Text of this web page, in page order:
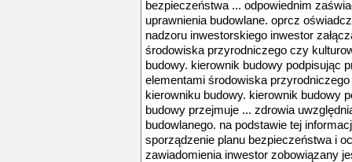
bezpieczeństwa ... odpowiednim
uprawnienia budowlane. oprcz
nadzoru inwestorskiego inwestor
środowiska przyrodniczego czy
budowy. kierownik budowy podpisując
elementami środowiska
kierowniku budowy. kierownik budowy
budowy przejmuje ... zdrowia
budowlanego. na podstawie tej
sporządzenie planu bezpieczeństwa i
zawiadomienia inwestor zobowiązany